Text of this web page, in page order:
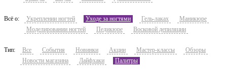
Всё о: Укреплении ногтей Уходе за ногтями Гель-лаках
Маникюре
Моделировании ногтей
Педикюре Восковой депиляции
Тип: Все События Новинки Акции Мастер-классы
Обзоры
Новости магазина
Лайфхаки Палитры